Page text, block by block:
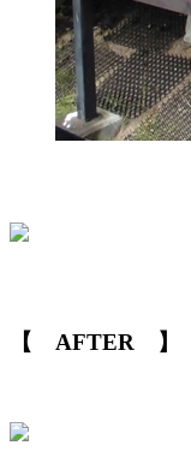
【 AFTER 】